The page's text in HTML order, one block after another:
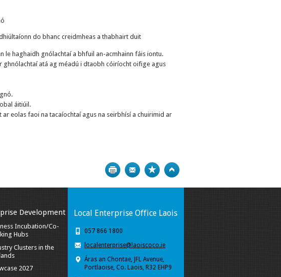
do bhanc creidmheas a thabhairt duit
le haghaidh gnólachtaí a bhfuil an-acmhainn fáis iontu.
atá ag méadú i dtaobh cóiríocht oifige agus
áitiúil.
eolas faoi na tacaíochtaí agus na seirbhísí a chuirimid ar
Print Bookmark
Development
Incubation/Co-
Hubs
Clusters in the
2027
Local Enterprise Office Laois
057 866 1800
localenterprise@laoiscoco.ie
Áras an Chontae, JFL Avenue,
Portlaoise, Co. Laois, R32 EHP9